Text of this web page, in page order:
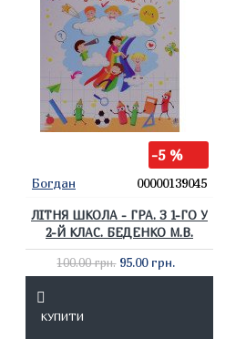
-5 %
Богдан 00000139045
ЛІТНЯ ШКОЛА - ГРА. З 1-ГО У
2-Й КЛАС. БЕДЕНКО М.В.
100.00 грн. 95.00 грн.
КУПИТИ